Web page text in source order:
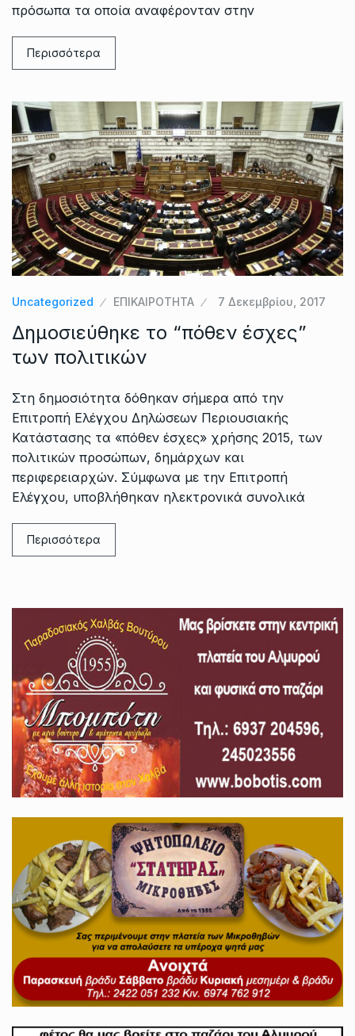
πρόσωπα τα οποία αναφέρονταν στην
Περισσότερα
Uncategorized ΕΠΙΚΑΙΡΟΤΗΤΑ 7 Δεκεμβρίου, 2017
Δημοσιεύθηκε τo “πόθεν έσχες”
των πολιτικών
Στη δημοσιότητα δόθηκαν σήμερα από την
Επιτροπή Ελέγχου Δηλώσεων Περιουσιακής
Κατάστασης τα «πόθεν έσχες» χρήσης 2015, των
πολιτικών προσώπων, δημάρχων και
περιφερειαρχών. Σύμφωνα με την Επιτροπή
Ελέγχου, υποβλήθηκαν ηλεκτρονικά συνολικά
Περισσότερα